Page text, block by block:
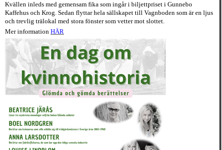
Kvällen inleds med gemensam fika som ingår i biljettpriset i Gunnebo
Kaffehus och Krog. Sedan flyttar hela sällskapet till Vagnboden som är en ljus
och trevlig trälokal med stora fönster som vetter mot slottet.
Mer information HÄR